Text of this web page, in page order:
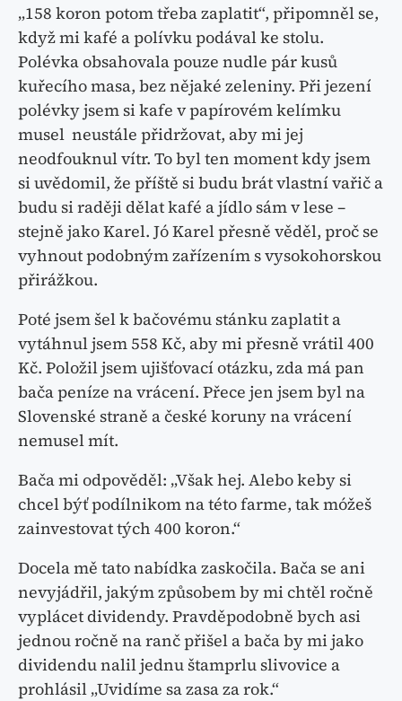
„158 koron potom třeba zaplatit“, připomněl se,
když mi kafé a polívku podával ke stolu.
Polévka obsahovala pouze nudle pár kusů
kuřecího masa, bez nějaké zeleniny. Při jezení
polévky jsem si kafe v papírovém kelímku
musel neustále přidržovat, aby mi jej
neodfouknul vítr. To byl ten moment kdy jsem
si uvědomil, že příště si budu brát vlastní vařič a
budu si raději dělat kafé a jídlo sám v lese –
stejně jako Karel. Jó Karel přesně věděl, proč se
vyhnout podobným zařízením s vysokohorskou
přirážkou.
Poté jsem šel k bačovému stánku zaplatit a
vytáhnul jsem 558 Kč, aby mi přesně vrátil 400
Kč. Položil jsem ujišťovací otázku, zda má pan
bača peníze na vrácení. Přece jen jsem byl na
Slovenské straně a české koruny na vrácení
nemusel mít.
Bača mi odpověděl: „Však hej. Alebo keby si
chcel býť podílnikom na této farme, tak móžeš
zainvestovat tých 400 koron.“
Docela mě tato nabídka zaskočila. Bača se ani
nevyjádřil, jakým způsobem by mi chtěl ročně
vyplácet dividendy. Pravděpodobně bych asi
jednou ročně na ranč přišel a bača by mi jako
dividendu nalil jednu štamprlu slivovice a
prohlásil „Uvidíme sa zasa za rok.“